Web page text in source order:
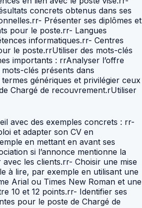
concrets obtenus dans ses
Présenter ses diplômes et
pour le poste.rr- Langues
informatiques.rr- Centres
le poste.rrUtiliser des mots-clés
importants : rrAnalyser l’offre
mots-clés présents dans
génériques et privilégier ceux
Chargé de recouvrement.rUtiliser
avec des exemples concrets : rr-
et adapter son CV en
en mettant en avant ses
si l’annonce mentionne la
avec les clients.rr- Choisir une mise
à lire, par exemple en utilisant une
Arial ou Times New Roman et une
10 et 12 points.rr- Identifier ses
pour le poste de Chargé de